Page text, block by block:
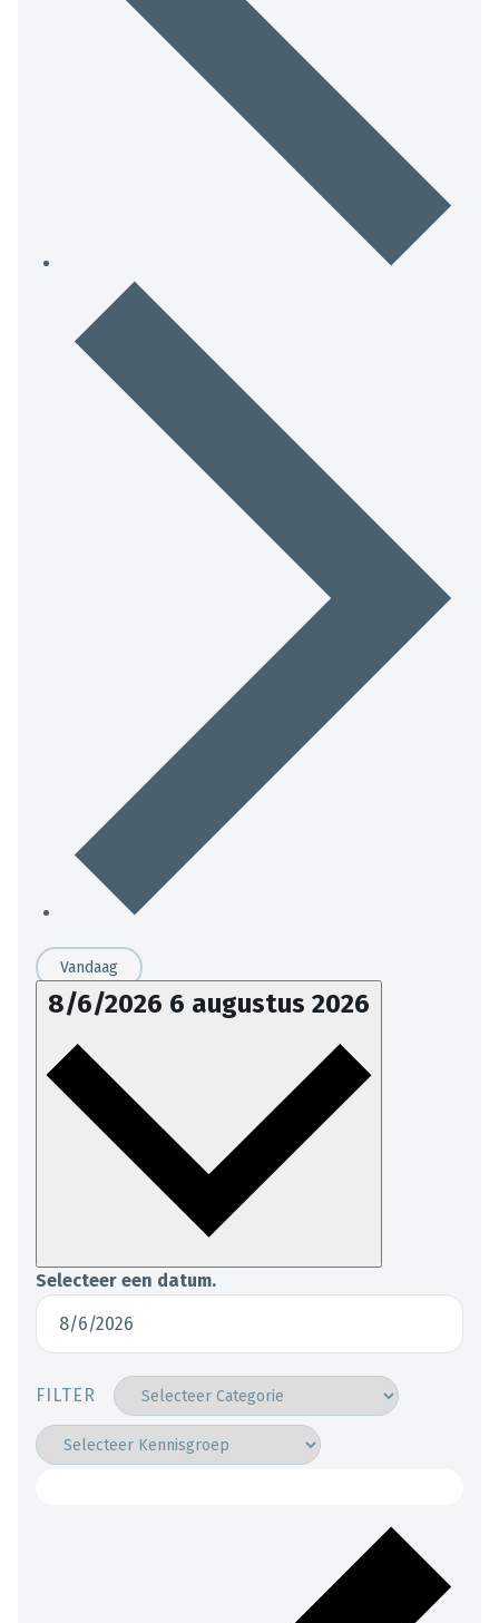
Vandaag
8/6/2026 6 augustus 2026
Selecteer een datum.
FILTER